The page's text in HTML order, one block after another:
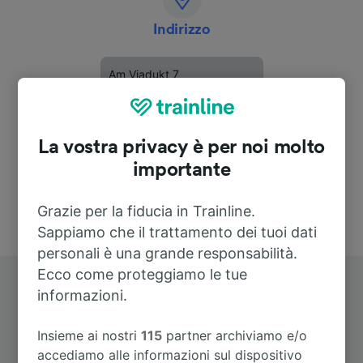
Indirizzo
Am Viadukt 7
Deutschland
La vostra privacy è per noi molto
importante
Grazie per la fiducia in Trainline.
Sappiamo che il trattamento dei tuoi dati
personali è una grande responsabilità.
Ecco come proteggiamo le tue
informazioni.
Insieme ai nostri115 partner archiviamo e/o
accediamo alle informazioni sul dispositivo